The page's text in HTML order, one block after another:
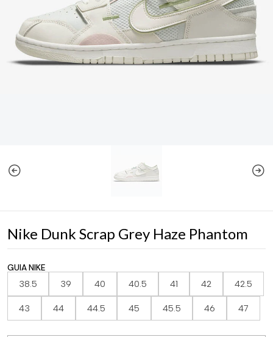
Nike Dunk Scrap Grey Haze Phantom
GUIA NIKE
38.5 39 40 40.5 41 42 42.5
43 44 44.5 45 45.5 46 47